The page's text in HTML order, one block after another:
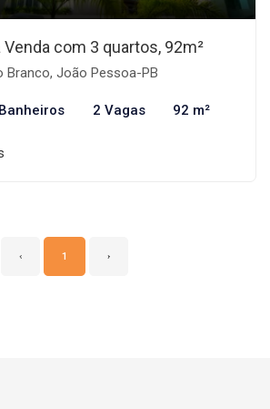
com 3 quartos, 92m²
Branco, João Pessoa-PB
2 Vagas 92 m²
‹ 1 ›